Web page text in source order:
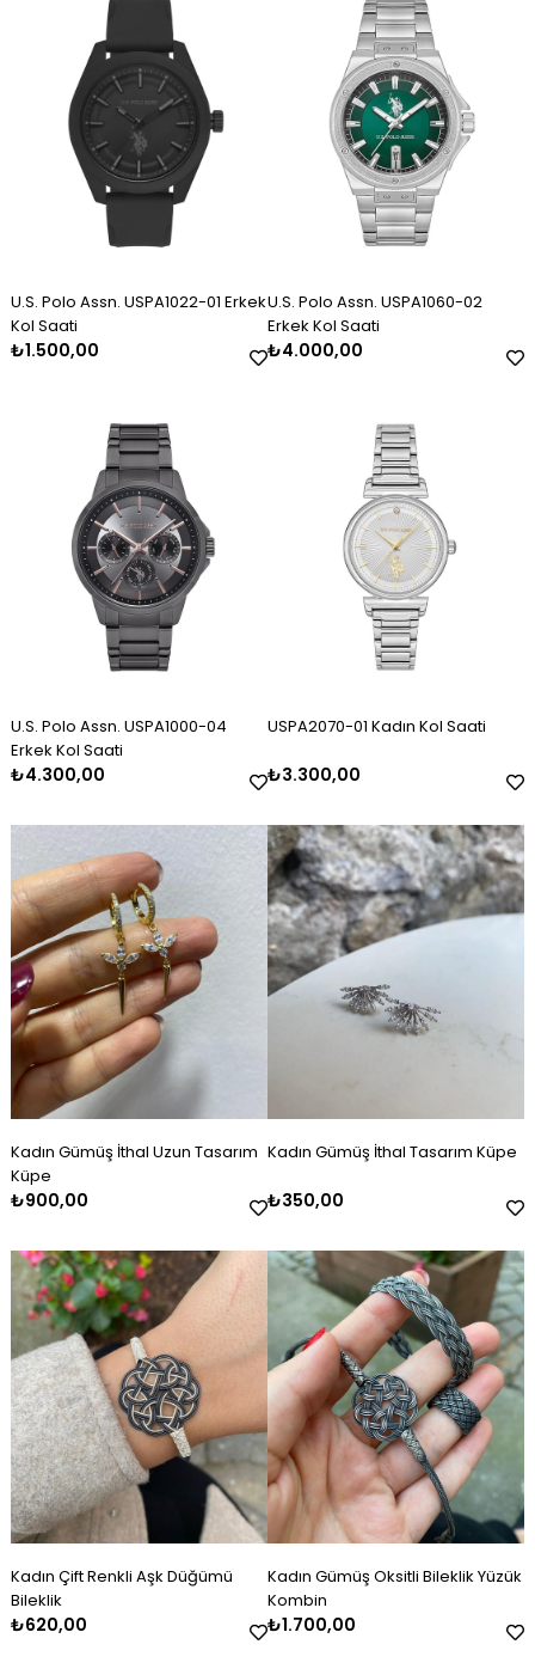
Erkek Gümüş Kazaziye Tesbih
₺2.120,00
Kadın Gümüş Trend Tasarım
₺11.000,00
Kadın Gümüş Taşlı Markiz
Bileklik 2325
₺3.000,00
U.S. Polo Assn. USPA1022-01 Erkek
Kol Saati
₺1.500,00
U.S. Polo Assn. USPA1060-02
Erkek Kol Saati
₺4.000,00
U.S. Polo Assn. USPA1000-04
Erkek Kol Saati
₺4.300,00
USPA2070-01 Kadın Kol Saati
₺3.300,00
Kadın Gümüş İthal Uzun Tasarım
Küpe
₺900,00
Kadın Gümüş İthal Tasarım Küpe
₺350,00
Kadın Çift Renkli Aşk Düğümü
Bileklik
₺620,00
Kadın Gümüş Oksitli Bileklik Yüzük
Kombin
₺1.700,00